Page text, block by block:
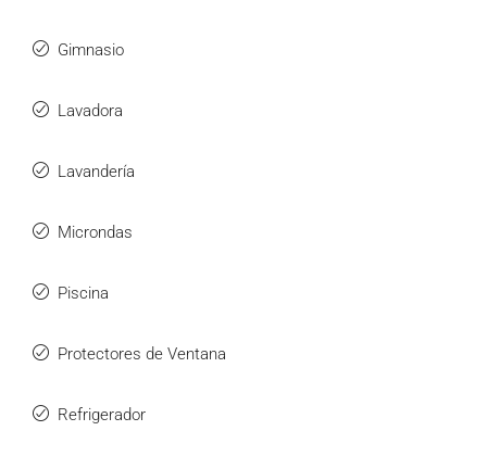
Gimnasio
Lavadora
Lavandería
Microndas
Piscina
Protectores de Ventana
Refrigerador